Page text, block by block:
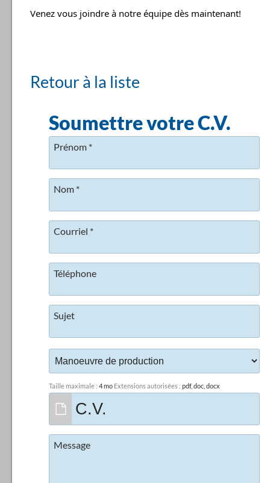
Venez vous joindre à notre équipe dès maintenant!
Retour à la liste
Soumettre votre C.V.
Prénom *
Nom *
Courriel *
Téléphone
Sujet
Taille maximale : 4 mo Extensions autorisées : pdf, doc, docx
Message